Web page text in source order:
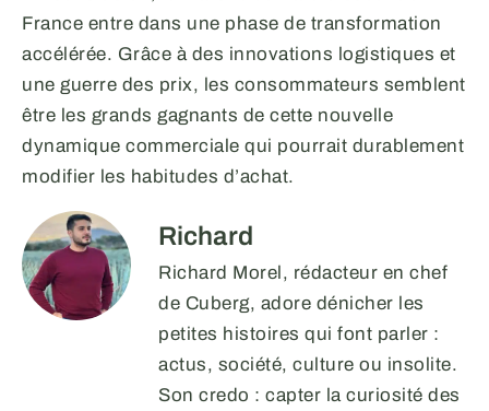
France entre dans une phase de transformation
accélérée. Grâce à des innovations logistiques et
une guerre des prix, les consommateurs semblent
être les grands gagnants de cette nouvelle
dynamique commerciale qui pourrait durablement
modifier les habitudes d’achat.
Richard
Richard Morel, rédacteur en chef
de Cuberg, adore dénicher les
petites histoires qui font parler :
actus, société, culture ou insolite.
Son credo : capter la curiosité des